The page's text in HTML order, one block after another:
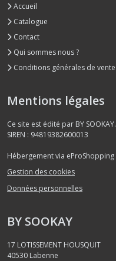
Accueil
Catalogue
Contact
Qui sommes nous ?
Conditions générales de vente
Mentions légales
Ce site est édité par BY SOOKAY.
SIREN : 94819382600013
Hébergement via eProShopping
Gestion des cookies
Données personnelles
BY SOOKAY
17 LOTISSEMENT HOUSQUIT
40530 Labenne